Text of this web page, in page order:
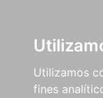
Utilizamos
fines